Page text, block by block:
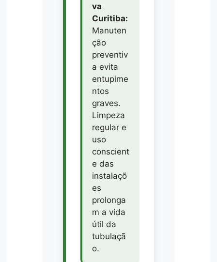
va
Curitiba:
Manuten
ção
preventiv
a evita
entupime
ntos
graves.
Limpeza
regular e
uso
conscient
e das
instalaçõ
es
prolonga
m a vida
útil da
tubulaçã
o.